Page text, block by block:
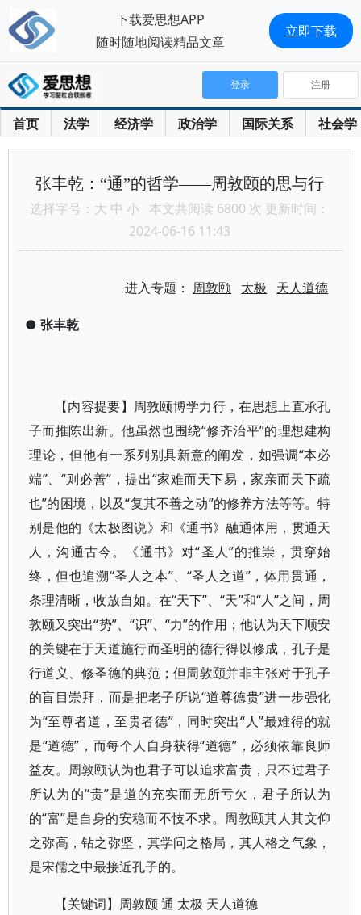
首页 法学 经济学 政治学 国际关系 社会学
登录 注册
张丰乾：“通”的哲学——周敦颐的思与行
选择字号： 大 中 小 本文共阅读 6800 次 更新时间：
2024-06-16 11:43
进入专题： 周敦颐 太极 天人道德
● 张丰乾
【内容提要】周敦颐博学力行，在思想上直承孔
子而推陈出新。他虽然也围绕“修齐治平”的理想建构
理论，但他有一系列别具新意的阐发，如强调“本必
端”、“则必善”，提出“家难而天下易，家亲而天下疏
也”的困境，以及“复其不善之动”的修养方法等等。特
别是他的《太极图说》和《通书》融通体用，贯通天
人，沟通古今。《通书》对“圣人”的推崇，贯穿始
终，但也追溯“圣人之本”、“圣人之道”，体用贯通，
条理清晰，收放自如。在“天下”、“天”和“人”之间，周
敦颐又突出“势”、“识”、“力”的作用；他认为天下顺安
的关键在于天道施行而圣明的德行得以修成，孔子是
行道义、修圣德的典范；但周敦颐并非主张对于孔子
的盲目崇拜，而是把老子所说“道尊德贵”进一步强化
为“至尊者道，至贵者德”，同时突出“人”最难得的就
是“道德”，而每个人自身获得“道德”，必须依靠良师
益友。周敦颐认为也君子可以追求富贵，只不过君子
所认为的“贵”是道的充实而无所亏欠，君子所认为
的“富”是自身的安稳而不忮不求。周敦颐其人其文仰
之弥高，钻之弥坚，其学问之格局，其人格之气象，
是宋儒之中最接近孔子的。
【关键词】周敦颐 通 太极 天人道德
下载爱思想APP
随时随地阅读精品文章
立即下载